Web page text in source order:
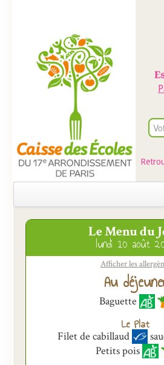
Evénements
Ateliers dans les
Présentation
Inscriptions et
Qualité
Menus
Le Menu du
lundi 10 août
Afficher les
Au
Baguette
Le Plat
Filet de cabillaud
Petits pois